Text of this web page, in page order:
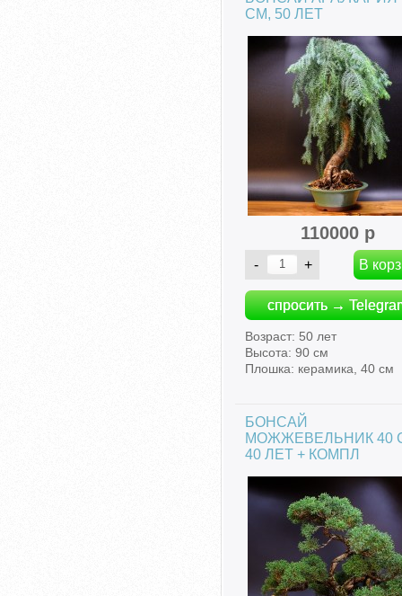
СМ, 50 ЛЕТ
110000 р
спросить →
Возраст: 50 лет
Высота: 90 см
Плошка: керамика, 40 см
БОНСАЙ
МОЖЖЕВЕЛЬНИК 40
40 ЛЕТ + КОМПЛ